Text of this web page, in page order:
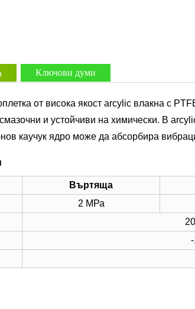
Ключови думи
от висока якост arcylic влакна с
и устойчиви на химически. В
каучук ядро ​​може да абсорбира
Въртяща
2 МРа